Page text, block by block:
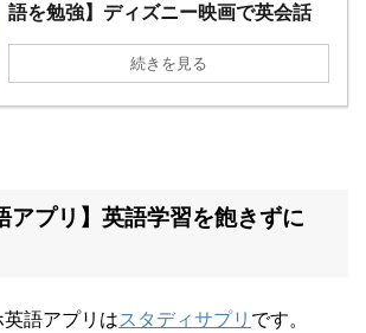
語を勉強】ディズニー映画で英会話
続きを見る
アプリ】英語学習を飽きずに
語アプリはスタディサプリ です。